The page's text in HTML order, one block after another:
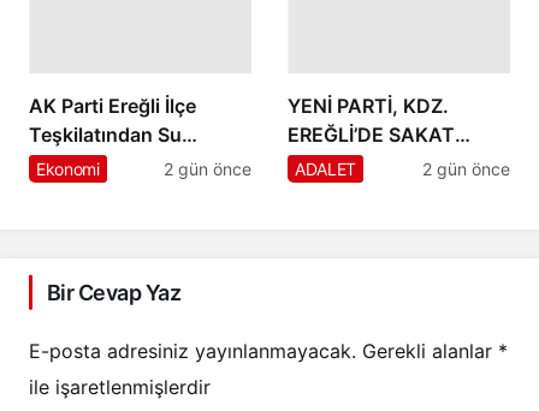
AK Parti Ereğli İlçe
Teşkilatından Su
Ürünleri Kooperatifi’ne
Ekonomi 2 gün önce
YENİ PARTİ, KDZ.
EREĞLİ’DE SAKAT
DOĞUYOR!
ADALET 2 gün önce
Bir Cevap Yaz
E-posta adresiniz yayınlanmayacak. Gerekli alanlar *
ile işaretlenmişlerdir